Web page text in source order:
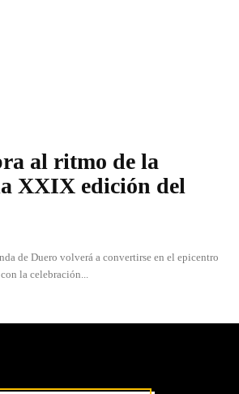
al ritmo de la
XXIX edición del
de Duero volverá a convertirse en el epicentro
la celebración...